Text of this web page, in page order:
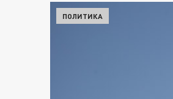
ПОЛИТИКА